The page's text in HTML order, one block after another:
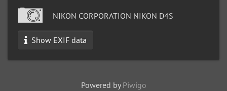
NIKON CORPORATION NIKON D4S
Show EXIF data
Powered by Piwigo